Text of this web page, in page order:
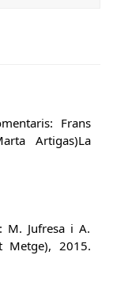
Frans
Artigas)La
M. Jufresa i A.
Metge), 2015.